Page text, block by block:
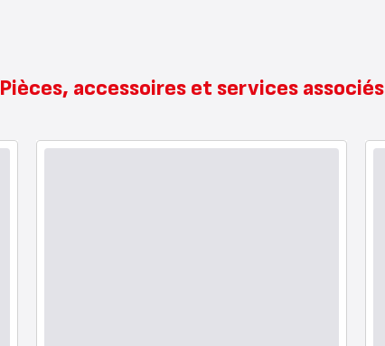
Pièces, accessoires et services associés